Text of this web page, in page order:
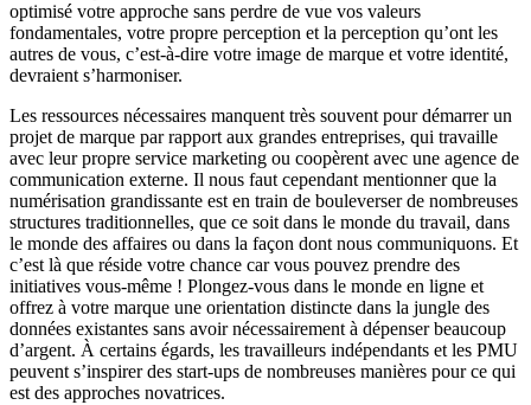
optimisé votre approche sans perdre de vue vos valeurs
fondamentales, votre propre perception et la perception qu’ont les
autres de vous, c’est-à-dire votre image de marque et votre identité,
devraient s’harmoniser.
Les ressources nécessaires manquent très souvent pour démarrer un
projet de marque par rapport aux grandes entreprises, qui travaille
avec leur propre service marketing ou coopèrent avec une agence de
communication externe. Il nous faut cependant mentionner que la
numérisation grandissante est en train de bouleverser de nombreuses
structures traditionnelles, que ce soit dans le monde du travail, dans
le monde des affaires ou dans la façon dont nous communiquons. Et
c’est là que réside votre chance car vous pouvez prendre des
initiatives vous-même ! Plongez-vous dans le monde en ligne et
offrez à votre marque une orientation distincte dans la jungle des
données existantes sans avoir nécessairement à dépenser beaucoup
d’argent. À certains égards, les travailleurs indépendants et les PMU
peuvent s’inspirer des start-ups de nombreuses manières pour ce qui
est des approches novatrices.